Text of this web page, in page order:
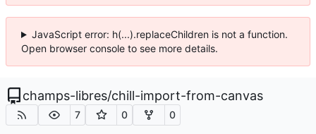
JavaScript error: h(...).replaceChildren is not a function.
Open browser console to see more details.
champs-libres/chill-import-from-canvas
7 0 0